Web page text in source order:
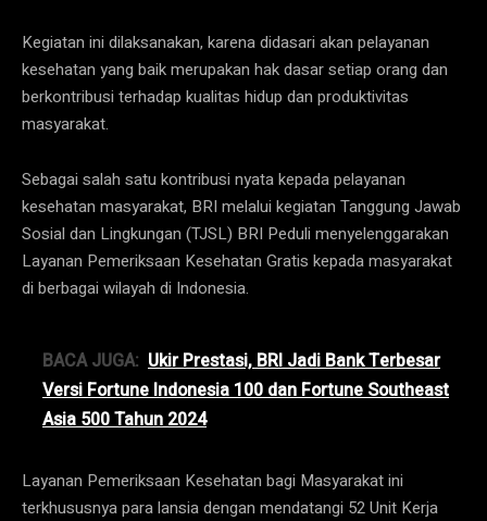
Kegiatan ini dilaksanakan, karena didasari akan pelayanan
kesehatan yang baik merupakan hak dasar setiap orang dan
berkontribusi terhadap kualitas hidup dan produktivitas
masyarakat.
Sebagai salah satu kontribusi nyata kepada pelayanan
kesehatan masyarakat, BRI melalui kegiatan Tanggung Jawab
Sosial dan Lingkungan (TJSL) BRI Peduli menyelenggarakan
Layanan Pemeriksaan Kesehatan Gratis kepada masyarakat
di berbagai wilayah di Indonesia.
BACA JUGA: Ukir Prestasi, BRI Jadi Bank Terbesar
Versi Fortune Indonesia 100 dan Fortune Southeast
Asia 500 Tahun 2024
Layanan Pemeriksaan Kesehatan bagi Masyarakat ini
terkhususnya para lansia dengan mendatangi 52 Unit Kerja